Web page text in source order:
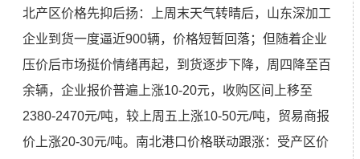
北产区价格先抑后扬：上周末天气转晴后，山东深加工
企业到货一度逼近900辆，价格短暂回落；但随着企业
压价后市场挺价情绪再起，到货逐步下降，周四降至百
余辆，企业报价普遍上涨10-20元，收购区间上移至
2380-2470元/吨，较上周五上涨10-50元/吨，贸易商报
价上涨20-30元/吨。南北港口价格联动跟涨：受产区价